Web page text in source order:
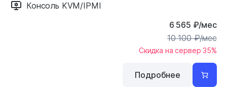
Консоль KVM/IPMI
6 565 ₽/мес
10 100₽/мес
Скидка на сервер 35%
Подробнее